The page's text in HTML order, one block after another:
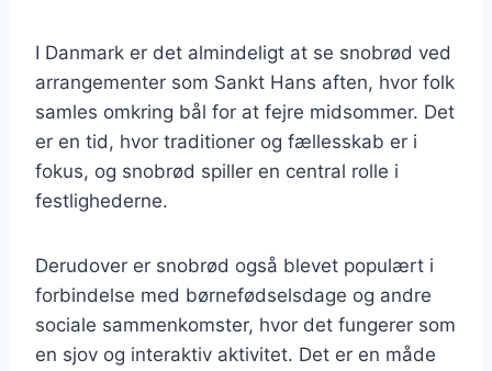
I Danmark er det almindeligt at se snobrød ved
arrangementer som Sankt Hans aften, hvor folk
samles omkring bål for at fejre midsommer. Det
er en tid, hvor traditioner og fællesskab er i
fokus, og snobrød spiller en central rolle i
festlighederne.
Derudover er snobrød også blevet populært i
forbindelse med børnefødselsdage og andre
sociale sammenkomster, hvor det fungerer som
en sjov og interaktiv aktivitet. Det er en måde